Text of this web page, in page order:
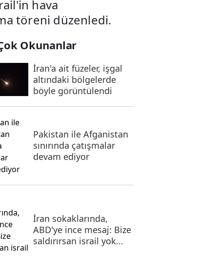
hava
töreni düzenledi.
Okunanlar
İran'a ait füzeler, işgal
altındaki bölgelerde
böyle görüntülendi
Pakistan ile Afganistan
sınırında çatışmalar
devam ediyor
İran sokaklarında,
ABD'ye ince mesaj: Bize
saldırırsan israil yok